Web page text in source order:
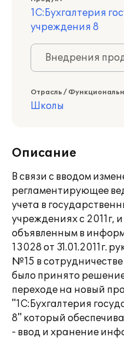
1С:Бухгалтерия
учреждения 8
Внедрения
Отрасль /
Школы
Описание
В связи с вводом
регламентирующее
учета в
учреждениях с 2011г,
объявленным в
13028 от 31.01.2011г.
№15 в
было принято
переходе на новый
"1С:Бухгалтерия
8" который
- ввод и хранение